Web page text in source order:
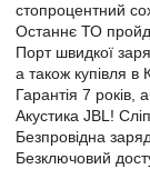
стопроцентний
Останнє ТО
Порт швидкої
а також купівля
Гарантія 7 років,
Акустика JBL!
Безпровідна
Безключовий